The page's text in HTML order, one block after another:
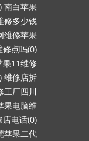
南白苹果
修多少钱
维修苹果
修点吗(0)
果11维修
维修店拆
工厂四川
果电脑维
电话(0)
苹果二代